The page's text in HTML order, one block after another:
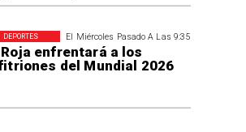
El Miércoles Pasado A Las 9:35
enfrentará a los
del Mundial 2026
DEPORTES